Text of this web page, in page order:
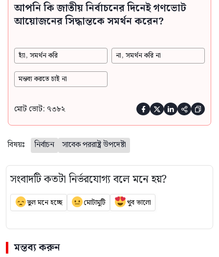
আপনি কি জাতীয় নির্বাচনের দিনেই গণভোট
আয়োজনের সিদ্ধান্তকে সমর্থন করেন?
হ্যাঁ, সমর্থন করি না, সমর্থন করি না
মন্তব্য করতে চাই না
মোট ভোট: ৭৩৮২     
বিষয়ঃ নির্বাচন সাবেক পররাষ্ট্র উপদেষ্টা
সংবাদটি কতটা নির্ভরযোগ্য বলে মনে হয়?
ভুল মনে হচ্ছে মোটামুটি খুব ভালো
মন্তব্য করুন